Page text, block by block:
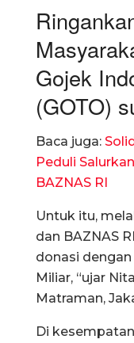
Gojek
(GOTO)
Baca juga:
Peduli
BAZNAS RI
Untuk itu,
dan BAZNAS
donasi
Miliar, “ujar
Matraman,
Di